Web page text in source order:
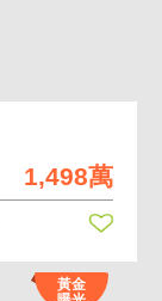
1,498萬
黃金